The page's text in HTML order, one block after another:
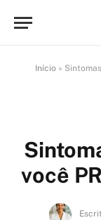
Início »
você